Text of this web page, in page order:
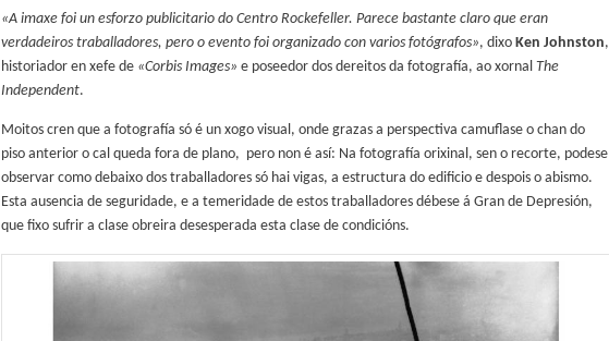
«A imaxe foi un esforzo publicitario do Centro Rockefeller. Parece bastante claro que eran
verdadeiros traballadores, pero o evento foi organizado con varios fotógrafos», dixo Ken Johnston,
historiador en xefe de «Corbis Images» e poseedor dos dereitos da fotografía, ao xornal The
Independent.
Moitos cren que a fotografía só é un xogo visual, onde grazas a perspectiva camuflase o chan do
piso anterior o cal queda fora de plano, pero non é así: Na fotografía orixinal, sen o recorte, podese
observar como debaixo dos traballadores só hai vigas, a estructura do edificio e despois o abismo.
Esta ausencia de seguridade, e a temeridade de estos traballadores débese á Gran de Depresión,
que fixo sufrir a clase obreira desesperada esta clase de condicións.